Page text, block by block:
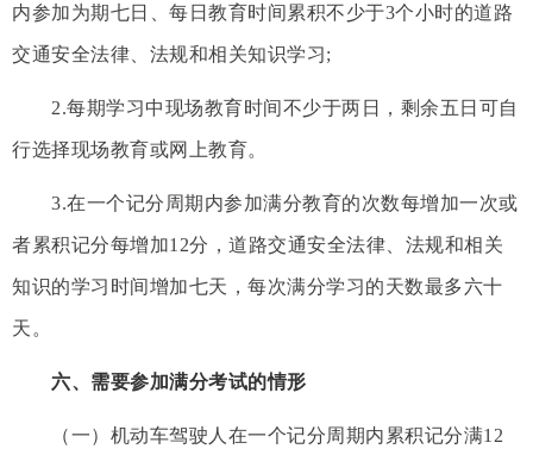
内参加为期七日、每日教育时间累积不少于3个小时的道路
交通安全法律、法规和相关知识学习;
2.每期学习中现场教育时间不少于两日，剩余五日可自
行选择现场教育或网上教育。
3.在一个记分周期内参加满分教育的次数每增加一次或
者累积记分每增加12分，道路交通安全法律、法规和相关
知识的学习时间增加七天，每次满分学习的天数最多六十
天。
六、需要参加满分考试的情形
（一）机动车驾驶人在一个记分周期内累积记分满12